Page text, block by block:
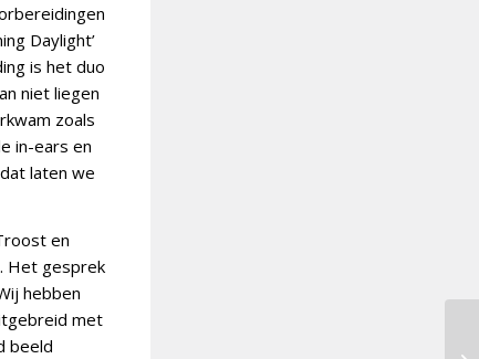
Daylight’
is het duo
niet liegen
zoals
in-ears en
laten we
en
Het gesprek
hebben
met
beeld